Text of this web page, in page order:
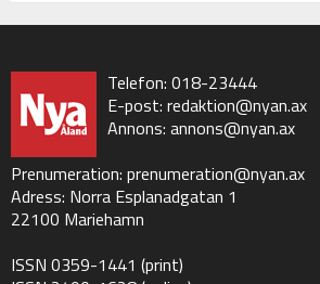
Telefon: 018-23444
E-post: redaktion@nyan.ax
Annons: annons@nyan.ax
Prenumeration: prenumeration@nyan.ax
Adress: Norra Esplanadgatan 1
22100 Mariehamn
ISSN 0359-1441 (print)